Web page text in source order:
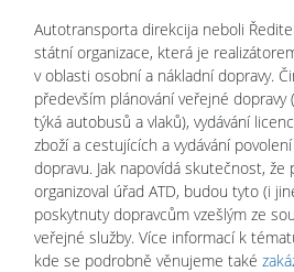
Autotransporta direkcija neboli
státní organizace, která je
v oblasti osobní a nákladní dopravy.
především plánování veřejné
týká autobusů a vlaků), vydávání
zboží a cestujících a vydávání
dopravu. Jak napovídá skutečnost, že
organizoval úřad ATD, budou tyto (i
poskytnuty dopravcům vzešlým ze
veřejné služby. Více informací k
kde se podrobně věnujeme také